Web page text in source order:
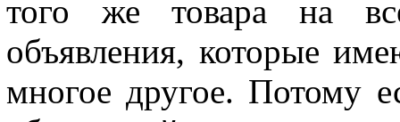
того же товара на
объявления, которые
многое другое. Потому